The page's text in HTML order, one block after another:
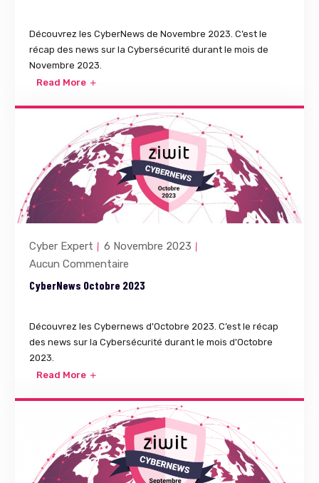
Découvrez les CyberNews de Novembre 2023. C’est le
récap des news sur la Cybersécurité durant le mois de
Novembre 2023.
Read More
Cyber Expert
6 Novembre 2023
Aucun Commentaire
CyberNews Octobre 2023
Découvrez les Cybernews d'Octobre 2023. C’est le récap
des news sur la Cybersécurité durant le mois d'Octobre
2023.
Read More